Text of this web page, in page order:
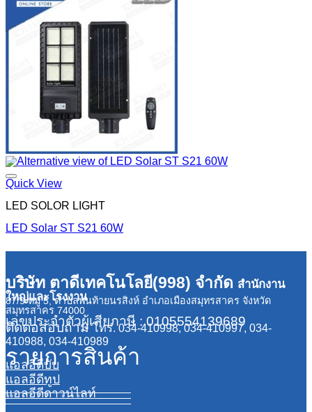
Quick View
LED SOLOR LIGHT
LED Solar ST S21 60W
บริษัท ตาดีเทคโนโลยี(998) จำกัด สำนักงาน
ใหญ่และโรงงาน
87/9 หมู่ 5, ตำบลพันท้ายนรสิงห์ อำเภอเมืองสมุทรสาคร จังหวัด
สมุทรสาคร 74000
เลขประจำตัวผู้เสียภาษี : 0105554139689
ติดต่อสอบถามโทร. 034-410998, 034-410997, 034-
410988, 034-410989
รายการสินค้า
แอลอีดีบับ
แอลอีดีทูป
แอลอีดีดาวน์ไลท์